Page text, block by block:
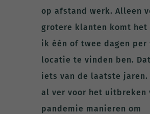
op afstand werk. Alleen
grotere klanten komt het
ik één of twee dagen per
locatie te vinden ben.
iets van de laatste jaren.
al ver voor het uitbreken
pandemie manieren om